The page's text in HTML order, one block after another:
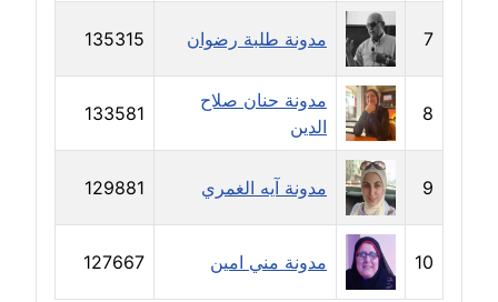
مدونة حسن محي الدين
متوفي
مدونة حسين العلي
عاملة
مدونة حسين درمشاكي
عاملة
مدونة حلا عادل
عاملة
7 مدونة طلبة رضوان 135315
8
مدونة حنان صلاح
الدين
133581
9 مدونة آيه الغمري 129881
10 مدونة مني امين 127667